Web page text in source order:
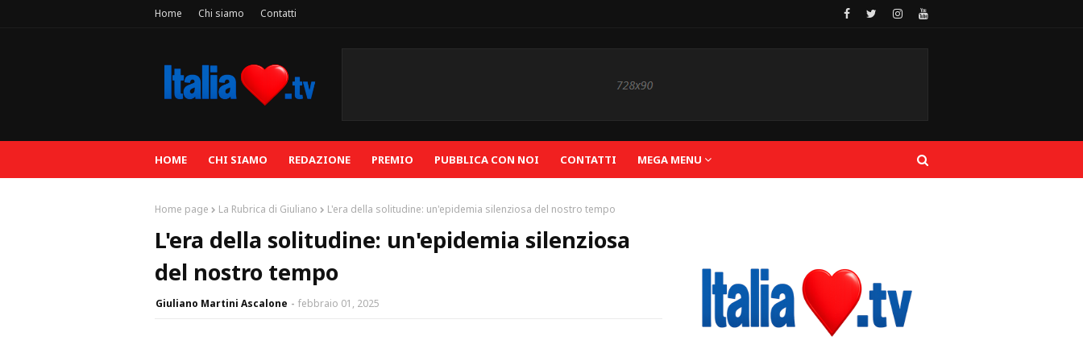
Home Chi siamo Contatti
HOME CHI SIAMO REDAZIONE PREMIO PUBBLICA CON NOI CONTATTI MEGA MENU
Home page La Rubrica di Giuliano L'era della solitudine: un'epidemia silenziosa del nostro tempo
L'era della solitudine: un'epidemia silenziosa
del nostro tempo
Giuliano Martini Ascalone febbraio 01, 2025